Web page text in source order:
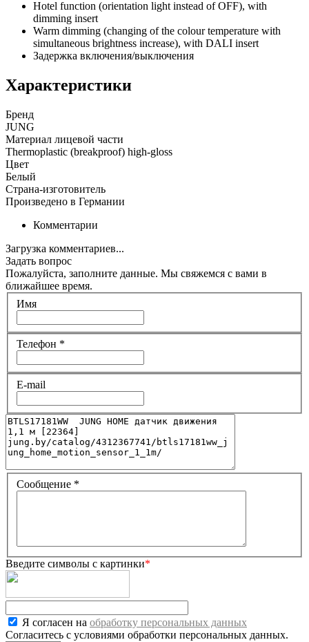
Hotel function (orientation light instead of OFF), with
dimming insert
Warm dimming (changing of the colour temperature with
simultaneous brightness increase), with DALI insert
Задержка включения/выключения
Характеристики
Бренд
JUNG
Материал лицевой части
Thermoplastic (breakproof) high-gloss
Цвет
Белый
Страна-изготовитель
Произведено в Германии
Комментарии
Загрузка комментариев...
Задать вопрос
Пожалуйста, заполните данные. Мы свяжемся с вами в
ближайшее время.
Имя
Телефон *
E-mail
Сообщение *
Введите символы с картинки*
Я согласен на обработку персональных данных
Согласитесь с условиями обработки персональных данных.